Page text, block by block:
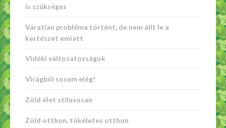
is szükséges
Váratlan probléma történt, de nem állt le a
kertészet emiatt
Vidéki változatosságok
Virágból sosem elég!
Zöld élet stílusosan
Zöld otthon, tökéletes otthon